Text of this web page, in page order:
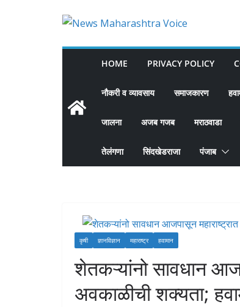
HOME PRIVACY POLICY
नौकरी व व्यावसाय समाजकारण
जालना अजब गजब मराठवाडा
तेलंगणा सिंदखेडराजा पंजाब
कृषी ज्ञानविज्ञान महाराष्ट्र हवामान
शेतकऱ्यांनो सावधान
अवकाळीची शक्यता;